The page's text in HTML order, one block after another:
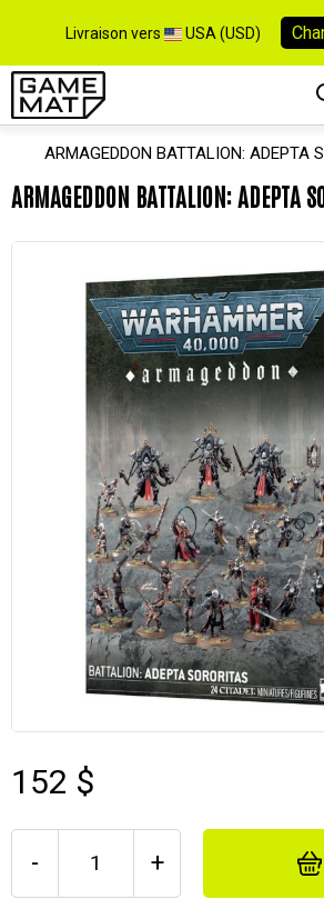
Livraison vers USA (USD)
ARMAGEDDON BATTALION: ADEPTA
ARMAGEDDON BATTALION: ADEPTA
152 $
- +